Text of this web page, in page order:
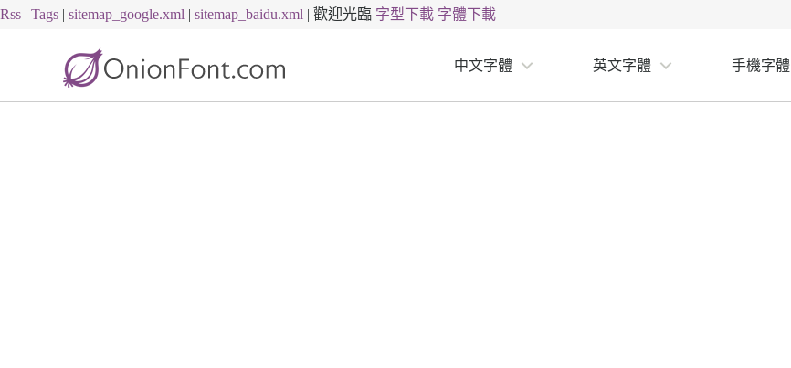
Rss | Tags | sitemap_google.xml | sitemap_baidu.xml | 歡迎光臨 字型下載 字體下載
中文字體 英文字體 手機字體